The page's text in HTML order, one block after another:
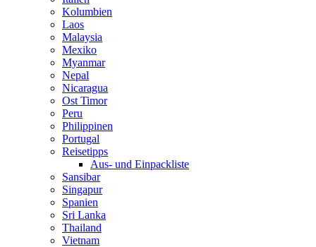
Kolumbien
Laos
Malaysia
Mexiko
Myanmar
Nepal
Nicaragua
Ost Timor
Peru
Philippinen
Portugal
Reisetipps
Aus- und Einpackliste
Sansibar
Singapur
Spanien
Sri Lanka
Thailand
Vietnam